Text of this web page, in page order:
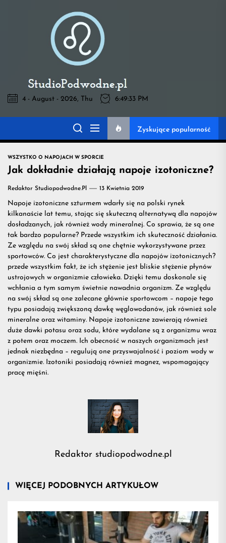
wszystko
temat
napojów
na
treningu
Pod Wodne -
wszystko na temat
napojów przydatnych
na treningu
4 - August - 2026, Thu 6:49:33 PM
Zyskujące popularność
WSZYSTKO O NAPOJACH W SPORCIE
Jak dokładnie działają napoje izotoniczne?
Redaktor Studiopodwodne.pl 13 Kwietnia 2019
Napoje izotoniczne szturmem wdarły się na polski rynek
kilkanaście lat temu, stając się skuteczną alternatywą dla napojów
dosładzanych, jak również wody mineralnej. Co sprawia, że są one
tak bardzo popularne? Przede wszystkim ich skuteczność działania.
Ze względu na swój skład są one chętnie wykorzystywane przez
sportowców. Co jest charakterystyczne dla napojów izotonicznych?
przede wszystkim fakt, że ich stężenie jest bliskie stężenie płynów
ustrojowych w organizmie człowieka. Dzięki temu doskonale się
wchłania a tym samym świetnie nawadnia organizm. Ze względu
na swój skład są one zalecane głównie sportowcom – napoje tego
typu posiadają zwiększoną dawkę węglowodanów, jak również sole
mineralne oraz witaminy. Napoje izotoniczne zawierają również
duże dawki potasu oraz sodu, które wydalane są z organizmu wraz
z potem oraz moczem. Ich obecność w naszych organizmach jest
jednak niezbędna – regulują one przyswajalność i poziom wody w
organizmie. Izotoniki posiadają również magnez, wspomagający
pracę mięśni.
Redaktor studiopodwodne.pl
WIĘCEJ PODOBNYCH ARTYKUŁÓW